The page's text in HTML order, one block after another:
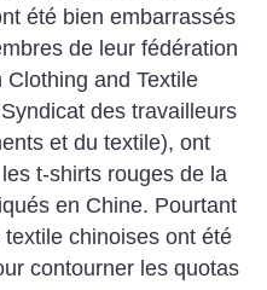
été bien embarrassés
de leur fédération
and Textile
des travailleurs
et du textile), ont
t-shirts rouges de la
en Chine. Pourtant
chinoises ont été
contourner les quotas